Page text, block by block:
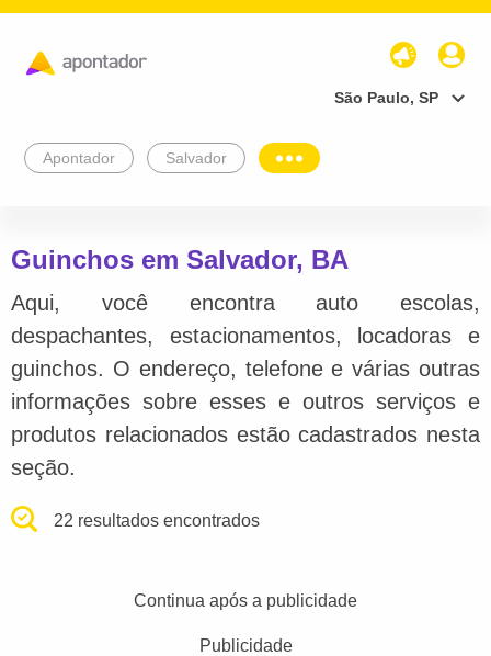
São Paulo, SP
Apontador Salvador
Guinchos em Salvador, BA
Aqui, você encontra auto escolas,
despachantes, estacionamentos, locadoras e
guinchos. O endereço, telefone e várias outras
informações sobre esses e outros serviços e
produtos relacionados estão cadastrados nesta
seção.
22 resultados encontrados
Continua após a publicidade
Publicidade